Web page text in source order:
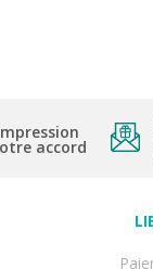
accord